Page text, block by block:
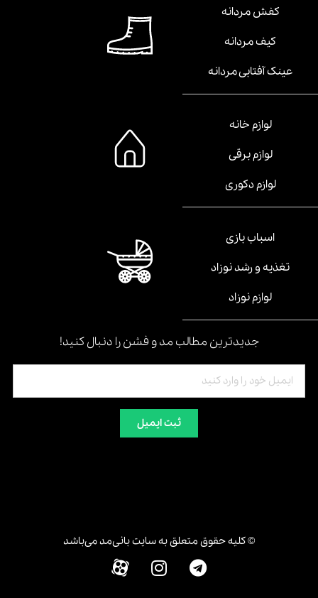
کفش مردانه
کیف مردانه
عینک آفتابی مردانه
لوازم خانه
لوازم برقی
لوازم دکوری
اسباب بازی
تغذیه و رشد نوزاد
لوازم نوزاد
جدیدترین مطالب مد و فشن را دنبال کنید!
ثبت ایمیل
© کلیه حقوق متعلق به سایت بانی‌مد می‌باشد